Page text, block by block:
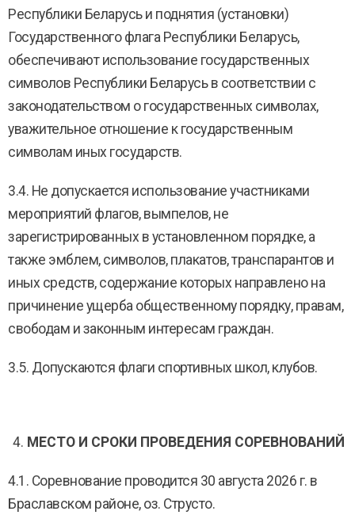
Республики Беларусь и поднятия (установки)
Государственного флага Республики Беларусь,
обеспечивают использование государственных
символов Республики Беларусь в соответствии с
законодательством о государственных символах,
уважительное отношение к государственным
символам иных государств.
3.4. Не допускается использование участниками
мероприятий флагов, вымпелов, не
зарегистрированных в установленном порядке, а
также эмблем, символов, плакатов, транспарантов и
иных средств, содержание которых направлено на
причинение ущерба общественному порядку, правам,
свободам и законным интересам граждан.
3.5. Допускаются флаги спортивных школ, клубов.
МЕСТО И СРОКИ ПРОВЕДЕНИЯ СОРЕВНОВАНИЙ
4.1. Соревнование проводится 30 августа 2026 г. в
Браславском районе, оз. Струсто.